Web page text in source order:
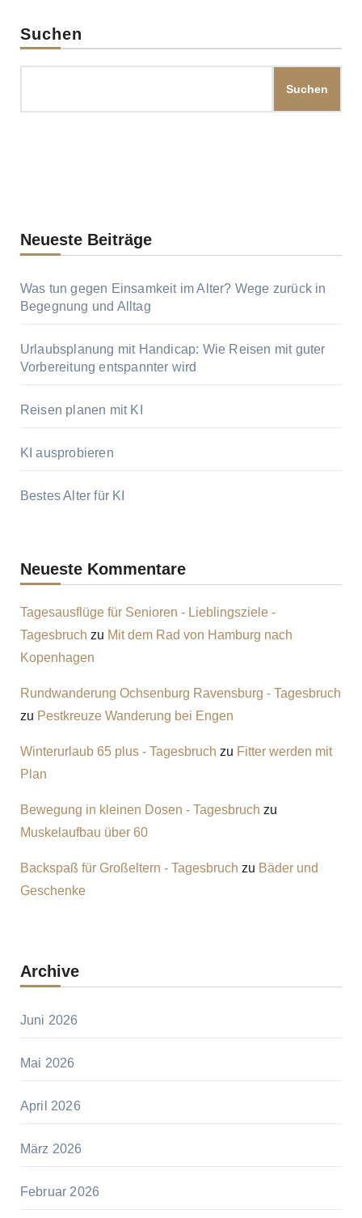
Suchen
Suchen
Neueste Beiträge
Was tun gegen Einsamkeit im Alter? Wege zurück in
Begegnung und Alltag
Urlaubsplanung mit Handicap: Wie Reisen mit guter
Vorbereitung entspannter wird
Reisen planen mit KI
KI ausprobieren
Bestes Alter für KI
Neueste Kommentare
Tagesausflüge für Senioren - Lieblingsziele -
Tagesbruch zu Mit dem Rad von Hamburg nach
Kopenhagen
Rundwanderung Ochsenburg Ravensburg - Tagesbruch
zu Pestkreuze Wanderung bei Engen
Winterurlaub 65 plus - Tagesbruch zu Fitter werden mit
Plan
Bewegung in kleinen Dosen - Tagesbruch zu
Muskelaufbau über 60
Backspaß für Großeltern - Tagesbruch zu Bäder und
Geschenke
Archive
Juni 2026
Mai 2026
April 2026
März 2026
Februar 2026